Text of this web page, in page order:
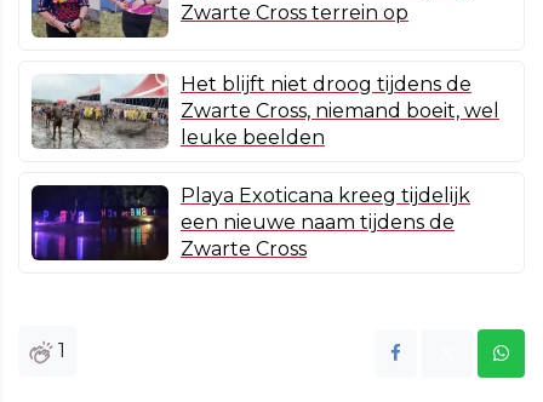
Zwarte Cross terrein op
Het blijft niet droog tijdens de
Zwarte Cross, niemand boeit, wel
leuke beelden
Playa Exoticana kreeg tijdelijk
een nieuwe naam tijdens de
Zwarte Cross
1